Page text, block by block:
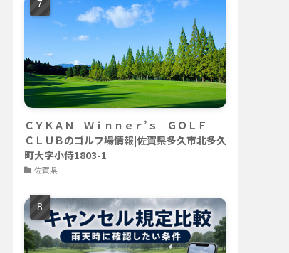
ＣＹＫＡＮ Ｗｉｎｎｅｒ’ｓ ＧＯＬＦ
ＣＬＵＢのゴルフ場情報|佐賀県多久市北多久
町大字小侍1803-1
佐賀県